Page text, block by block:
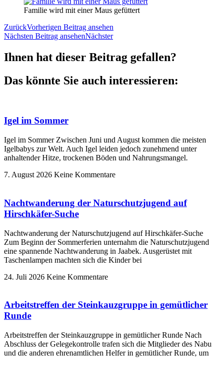
Familie wird mit einer Maus gefüttert
ZurückVorherigen Beitrag ansehen
Nächsten Beitrag ansehenNächster
Ihnen hat dieser Beitrag gefallen?
Das könnte Sie auch interessieren:
Igel im Sommer
Igel im Sommer Zwischen Juni und August kommen die meisten
Igelbabys zur Welt. Auch Igel leiden jedoch zunehmend unter
anhaltender Hitze, trockenen Böden und Nahrungsmangel.
7. August 2026 Keine Kommentare
Nachtwanderung der Naturschutzjugend auf
Hirschkäfer-Suche
Nachtwanderung der Naturschutzjugend auf Hirschkäfer-Suche
Zum Beginn der Sommerferien unternahm die Naturschutzjugend
eine spannende Nachtwanderung in Jaabek. Ausgerüstet mit
Taschenlampen machten sich die Kinder bei
24. Juli 2026 Keine Kommentare
Arbeitstreffen der Steinkauzgruppe in gemütlicher
Runde
Arbeitstreffen der Steinkauzgruppe in gemütlicher Runde Nach
Abschluss der Gelegekontrolle trafen sich die Mitglieder des Nabu
und die anderen ehrenamtlichen Helfer in gemütlicher Runde, um